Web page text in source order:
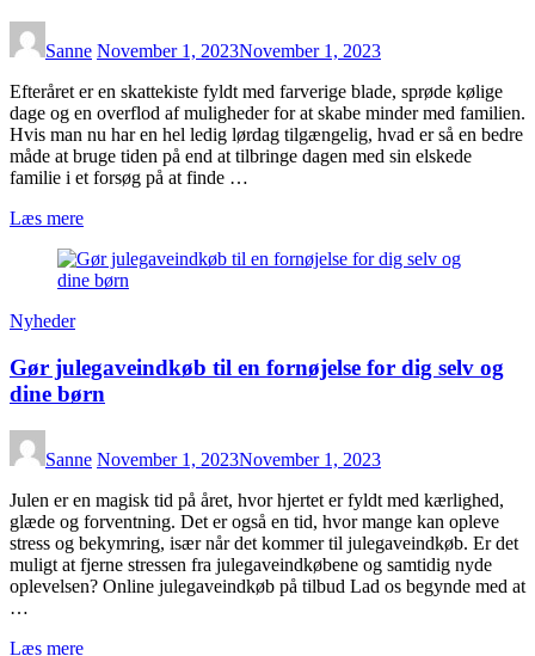
Sanne November 1, 2023November 1, 2023
Efteråret er en skattekiste fyldt med farverige blade, sprøde kølige
dage og en overflod af muligheder for at skabe minder med familien.
Hvis man nu har en hel ledig lørdag tilgængelig, hvad er så en bedre
måde at bruge tiden på end at tilbringe dagen med sin elskede
familie i et forsøg på at finde …
Læs mere
Nyheder
Gør julegaveindkøb til en fornøjelse for dig selv og
dine børn
Sanne November 1, 2023November 1, 2023
Julen er en magisk tid på året, hvor hjertet er fyldt med kærlighed,
glæde og forventning. Det er også en tid, hvor mange kan opleve
stress og bekymring, især når det kommer til julegaveindkøb. Er det
muligt at fjerne stressen fra julegaveindkøbene og samtidig nyde
oplevelsen? Online julegaveindkøb på tilbud Lad os begynde med at
…
Læs mere